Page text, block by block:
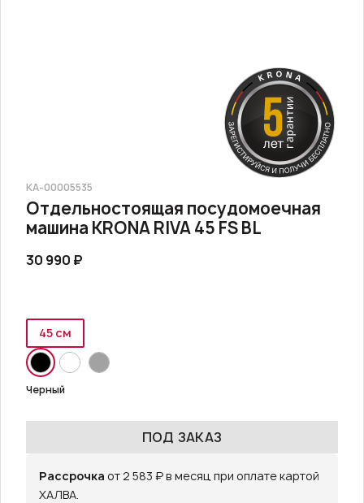
КА-00005535
Отдельностоящая посудомоечная
машина KRONA RIVA 45 FS BL
30 990 ₽
45 см
Черный
ПОД ЗАКАЗ
Рассрочка от 2 583 ₽ в месяц при оплате картой
ХАЛВА.